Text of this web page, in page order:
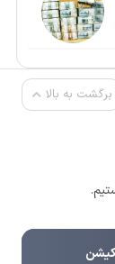
برگشت به بالا